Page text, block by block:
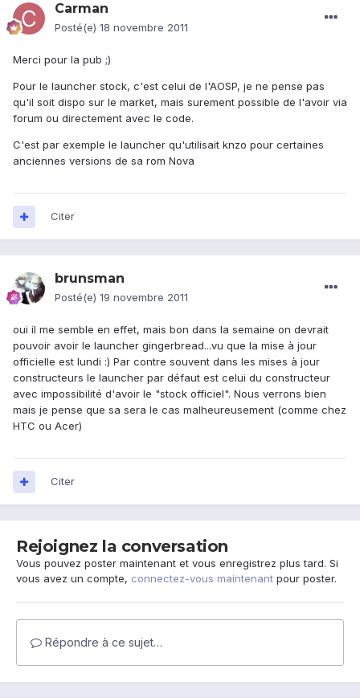
Carman
Posté(e) 18 novembre 2011
Merci pour la pub ;)
Pour le launcher stock, c'est celui de l'AOSP, je ne pense pas
qu'il soit dispo sur le market, mais surement possible de l'avoir via
forum ou directement avec le code.
C'est par exemple le launcher qu'utilisait knzo pour certaines
anciennes versions de sa rom Nova
Citer
brunsman
Posté(e) 19 novembre 2011
oui il me semble en effet, mais bon dans la semaine on devrait
pouvoir avoir le launcher gingerbread...vu que la mise à jour
officielle est lundi :) Par contre souvent dans les mises à jour
constructeurs le launcher par défaut est celui du constructeur
avec impossibilité d'avoir le "stock officiel". Nous verrons bien
mais je pense que sa sera le cas malheureusement (comme chez
HTC ou Acer)
Citer
Rejoignez la conversation
Vous pouvez poster maintenant et vous enregistrez plus tard. Si
vous avez un compte, connectez-vous maintenant pour poster.
Répondre à ce sujet…